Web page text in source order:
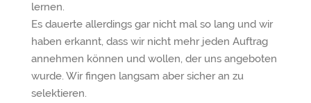
lernen.
Es dauerte allerdings gar nicht mal so lang und wir
haben erkannt, dass wir nicht mehr jeden Auftrag
annehmen können und wollen, der uns angeboten
wurde. Wir fingen langsam aber sicher an zu
selektieren.